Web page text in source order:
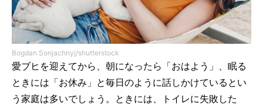
Bogdan Sonjachnyj/shutterstock
愛ブヒを迎えてから、朝になったら「おはよう」、眠る
ときには「お休み」と毎日のように話しかけているとい
う家庭は多いでしょう。ときには、トイレに失敗した